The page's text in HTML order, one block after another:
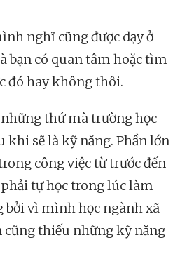
nghĩ cũng được dạy ở
bạn có quan tâm hoặc tìm
đó hay không thôi.
thứ mà trường học
khi sẽ là kỹ năng. Phần lớn
công việc từ trước đến
tự học trong lúc làm
bởi vì mình học ngành xã
cũng thiếu những kỹ năng